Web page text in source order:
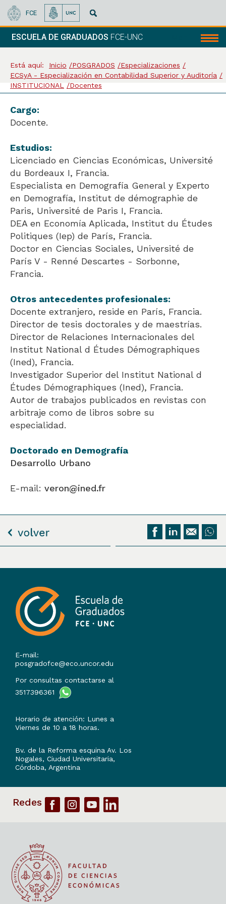
FCE
ESCUELA DE GRADUADOS FCE-UNC
Está aquí: Inicio POSGRADOS
Especializaciones
ECSyA - Especialización en Contabilidad Superior y Auditoría
INSTITUCIONAL
Docentes
Cargo:
Docente.
Estudios:
Licenciado en Ciencias Económicas, Université
du Bordeaux I, Francia.
Especialista en Demografía General y Experto
en Demografía, Institut de démographie de
Paris, Université de Paris I, Francia.
DEA en Economía Aplicada, Institut du Études
Politiques (Iep) de París, Francia.
Doctor en Ciencias Sociales, Université de
París V - Renné Descartes - Sorbonne,
Francia.
Otros antecedentes profesionales:
Docente extranjero, reside en París, Francia.
Director de tesis doctorales y de maestrías.
Director de Relaciones Internacionales del
Institut National d Études Démographiques
(Ined), Francia.
Investigador Superior del Institut National d
Études Démographiques (Ined), Francia.
Autor de trabajos publicados en revistas con
arbitraje como de libros sobre su
especialidad.
Doctorado en Demografía
Desarrollo Urbano
E-mail: veron@ined.fr
E-mail:
posgradofce@eco.uncor.edu
Por consultas contactarse al
3517396361
Horario de atención: Lunes a
Viernes de 10 a 18 horas.
Bv. de la Reforma esquina Av. Los
Nogales, Ciudad Universitaria,
Córdoba, Argentina